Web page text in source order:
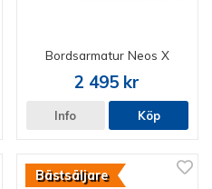
Bordsarmatur Neos X
2 495 kr
Info Köp
Bästsäljare